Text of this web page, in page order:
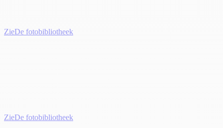
ZieDe fotobibliotheek
ZieDe fotobibliotheek